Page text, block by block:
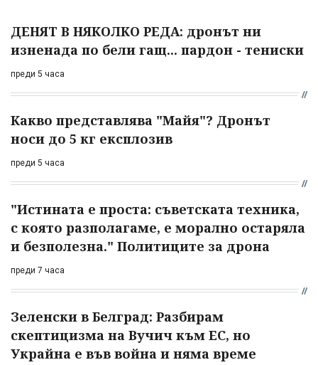
ДЕНЯТ В НЯКОЛКО РЕДА: дронът ни
изненада по бели гащ... пардон - тениски
преди 5 часа
Какво представлява "Майя"? Дронът
носи до 5 кг експлозив
преди 5 часа
"Истината е проста: съветската техника,
с която разполагаме, е морално остаряла
и безполезна." Политиците за дрона
преди 7 часа
Зеленски в Белград: Разбирам
скептицизма на Вучич към ЕС, но
Украйна е във война и няма време